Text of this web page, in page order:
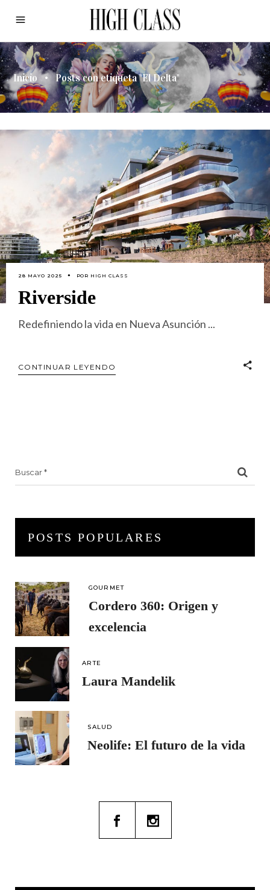
Inicio • Posts con etiqueta "El Delta"
28 MAYO 2025 POR HIGH CLASS
Riverside
Redefiniendo la vida en Nueva Asunción
CONTINUAR LEYENDO
POSTS POPULARES
GOURMET
Cordero 360: Origen y
excelencia
ARTE
Laura Mandelik
SALUD
Neolife: El futuro de la vida